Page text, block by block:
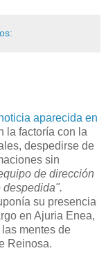
aparecida en
la factoría con la
despedirse de
sin
de dirección
despedida".
su presencia
en Ajuria Enea,
mentes de
Reinosa.